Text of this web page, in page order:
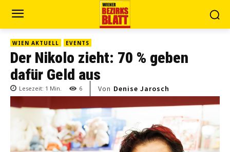
WIEN AKTUELL EVENTS
Der Nikolo zieht: 70 % geben
dafür Geld aus
Lesezeit: 1 Min. 6 Von Denise Jarosch